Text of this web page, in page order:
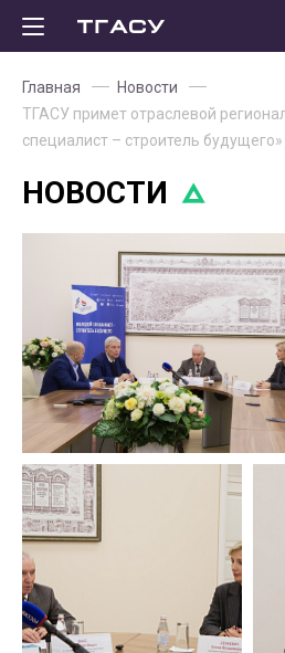
Главная
Новости
ТГАСУ примет отраслевой
специалист – строитель будущего»
НОВОСТИ